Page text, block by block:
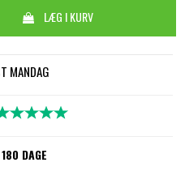
LÆG I KURV
MANDAG
DAGE